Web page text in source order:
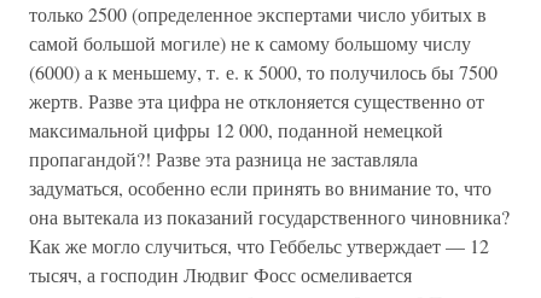
только 2500 (определенное экспертами число убитых в
самой большой могиле) не к самому большому числу
(6000) а к меньшему, т. е. к 5000, то получилось бы 7500
жертв. Разве эта цифра не отклоняется существенно от
максимальной цифры 12 000, поданной немецкой
пропагандой?! Разве эта разница не заставляла
задуматься, особенно если принять во внимание то, что
она вытекала из показаний государственного чиновника?
Как же могло случиться, что Геббельс утверждает — 12
тысяч, а господин Людвиг Фосс осмеливается